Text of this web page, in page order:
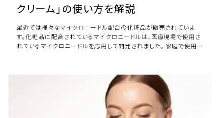
クリーム」の使い方を解説
最近では様々なマイクロニードル配合の化粧品が販売されていま
す。化粧品に配合されているマイクロニードルは、医療現場で使用さ
れているマイクロニードルを応用して開発されました。 家庭で使用で